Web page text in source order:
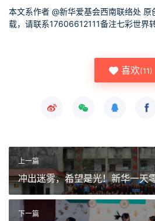
本文系作者 @新华爱基会西南联络处 原
载，请联系17606612111备注七彩世界转
喜欢(11)
上一篇
冲出迷雾，希望是光！新华一天
公益活动
下一篇